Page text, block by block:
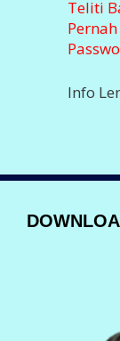
Teliti
Info